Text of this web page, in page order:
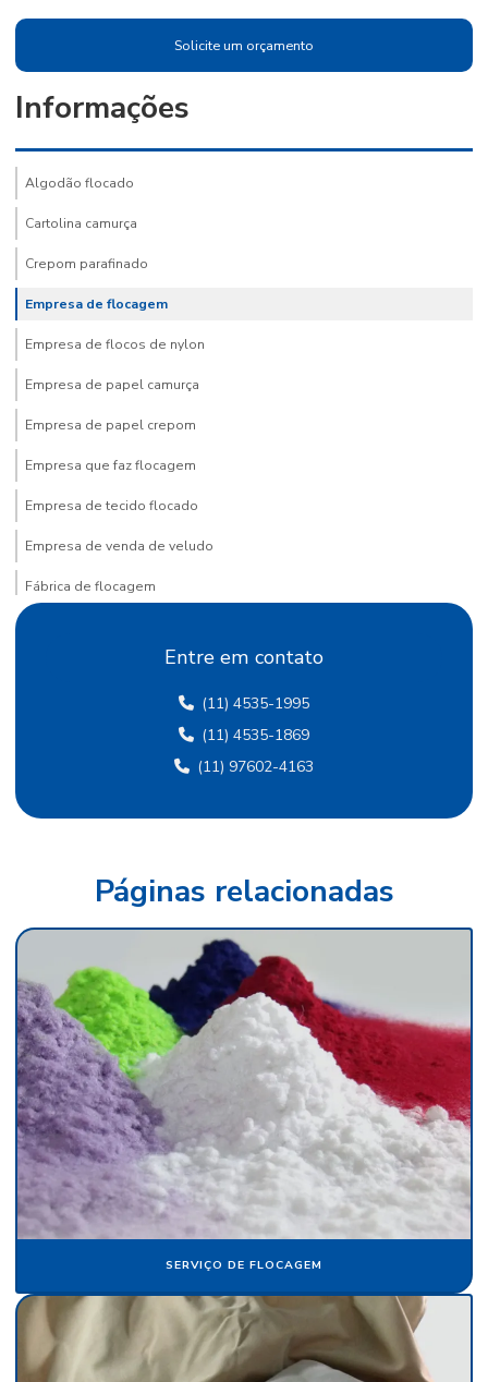
Solicite um orçamento
Informações
Algodão flocado
Cartolina camurça
Crepom parafinado
Empresa de flocagem
Empresa de flocos de nylon
Empresa de papel camurça
Empresa de papel crepom
Empresa que faz flocagem
Empresa de tecido flocado
Empresa de venda de veludo
Fábrica de flocagem
Fábrica de papel crepom em sp
Fábrica de papel de seda sp
Fábrica de veludo
Fábrica de veludo sintético
Fábrica de veludo em sp
Fabricante de papel camurça
Fabricante de papel crepom
Fabricante papel de seda
Fabricante de veludo
Flocagem de bobinas de papéis
Flocos de nylon comprar
Folha de papel camurça
Entre em contato
(11) 4535-1995
(11) 4535-1869
(11) 97602-4163
Páginas relacionadas
SERVIÇO DE FLOCAGEM